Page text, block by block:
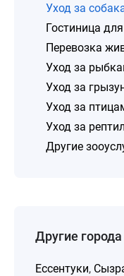
Уход за
Гостиница
Перевозка
Уход за
Уход за
Уход за
Уход за
Другие
Другие города
Ессентуки,